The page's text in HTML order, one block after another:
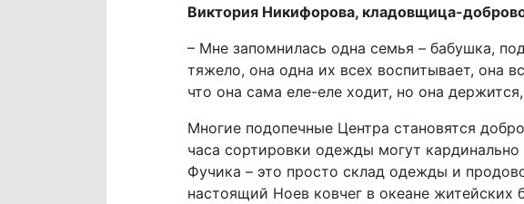
Виктория Никифорова, кладовщица-
– Мне запомнилась одна семья – бабушка,
тяжело, она одна их всех воспитывает, она
что она сама еле-еле ходит, но она
Многие подопечные Центра становятся
часа сортировки одежды могут
Фучика – это просто склад одежды и
настоящий Ноев ковчег в океане житейских